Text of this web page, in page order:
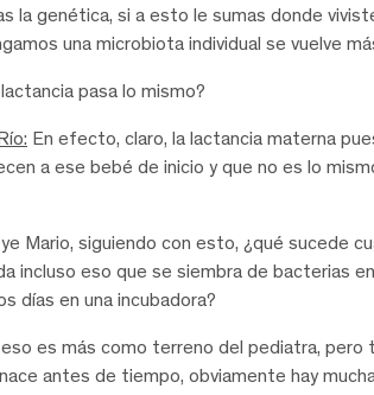
la genética, si a esto le sumas donde
una microbiota individual se vuelve
pasa lo mismo?
En efecto, claro, la lactancia materna
a ese bebé de inicio y que no es lo
Mario, siguiendo con esto, ¿qué sucede
incluso eso que se siembra de bacterias
días en una incubadora?
eso es más como terreno del pediatra, pero
antes de tiempo, obviamente hay